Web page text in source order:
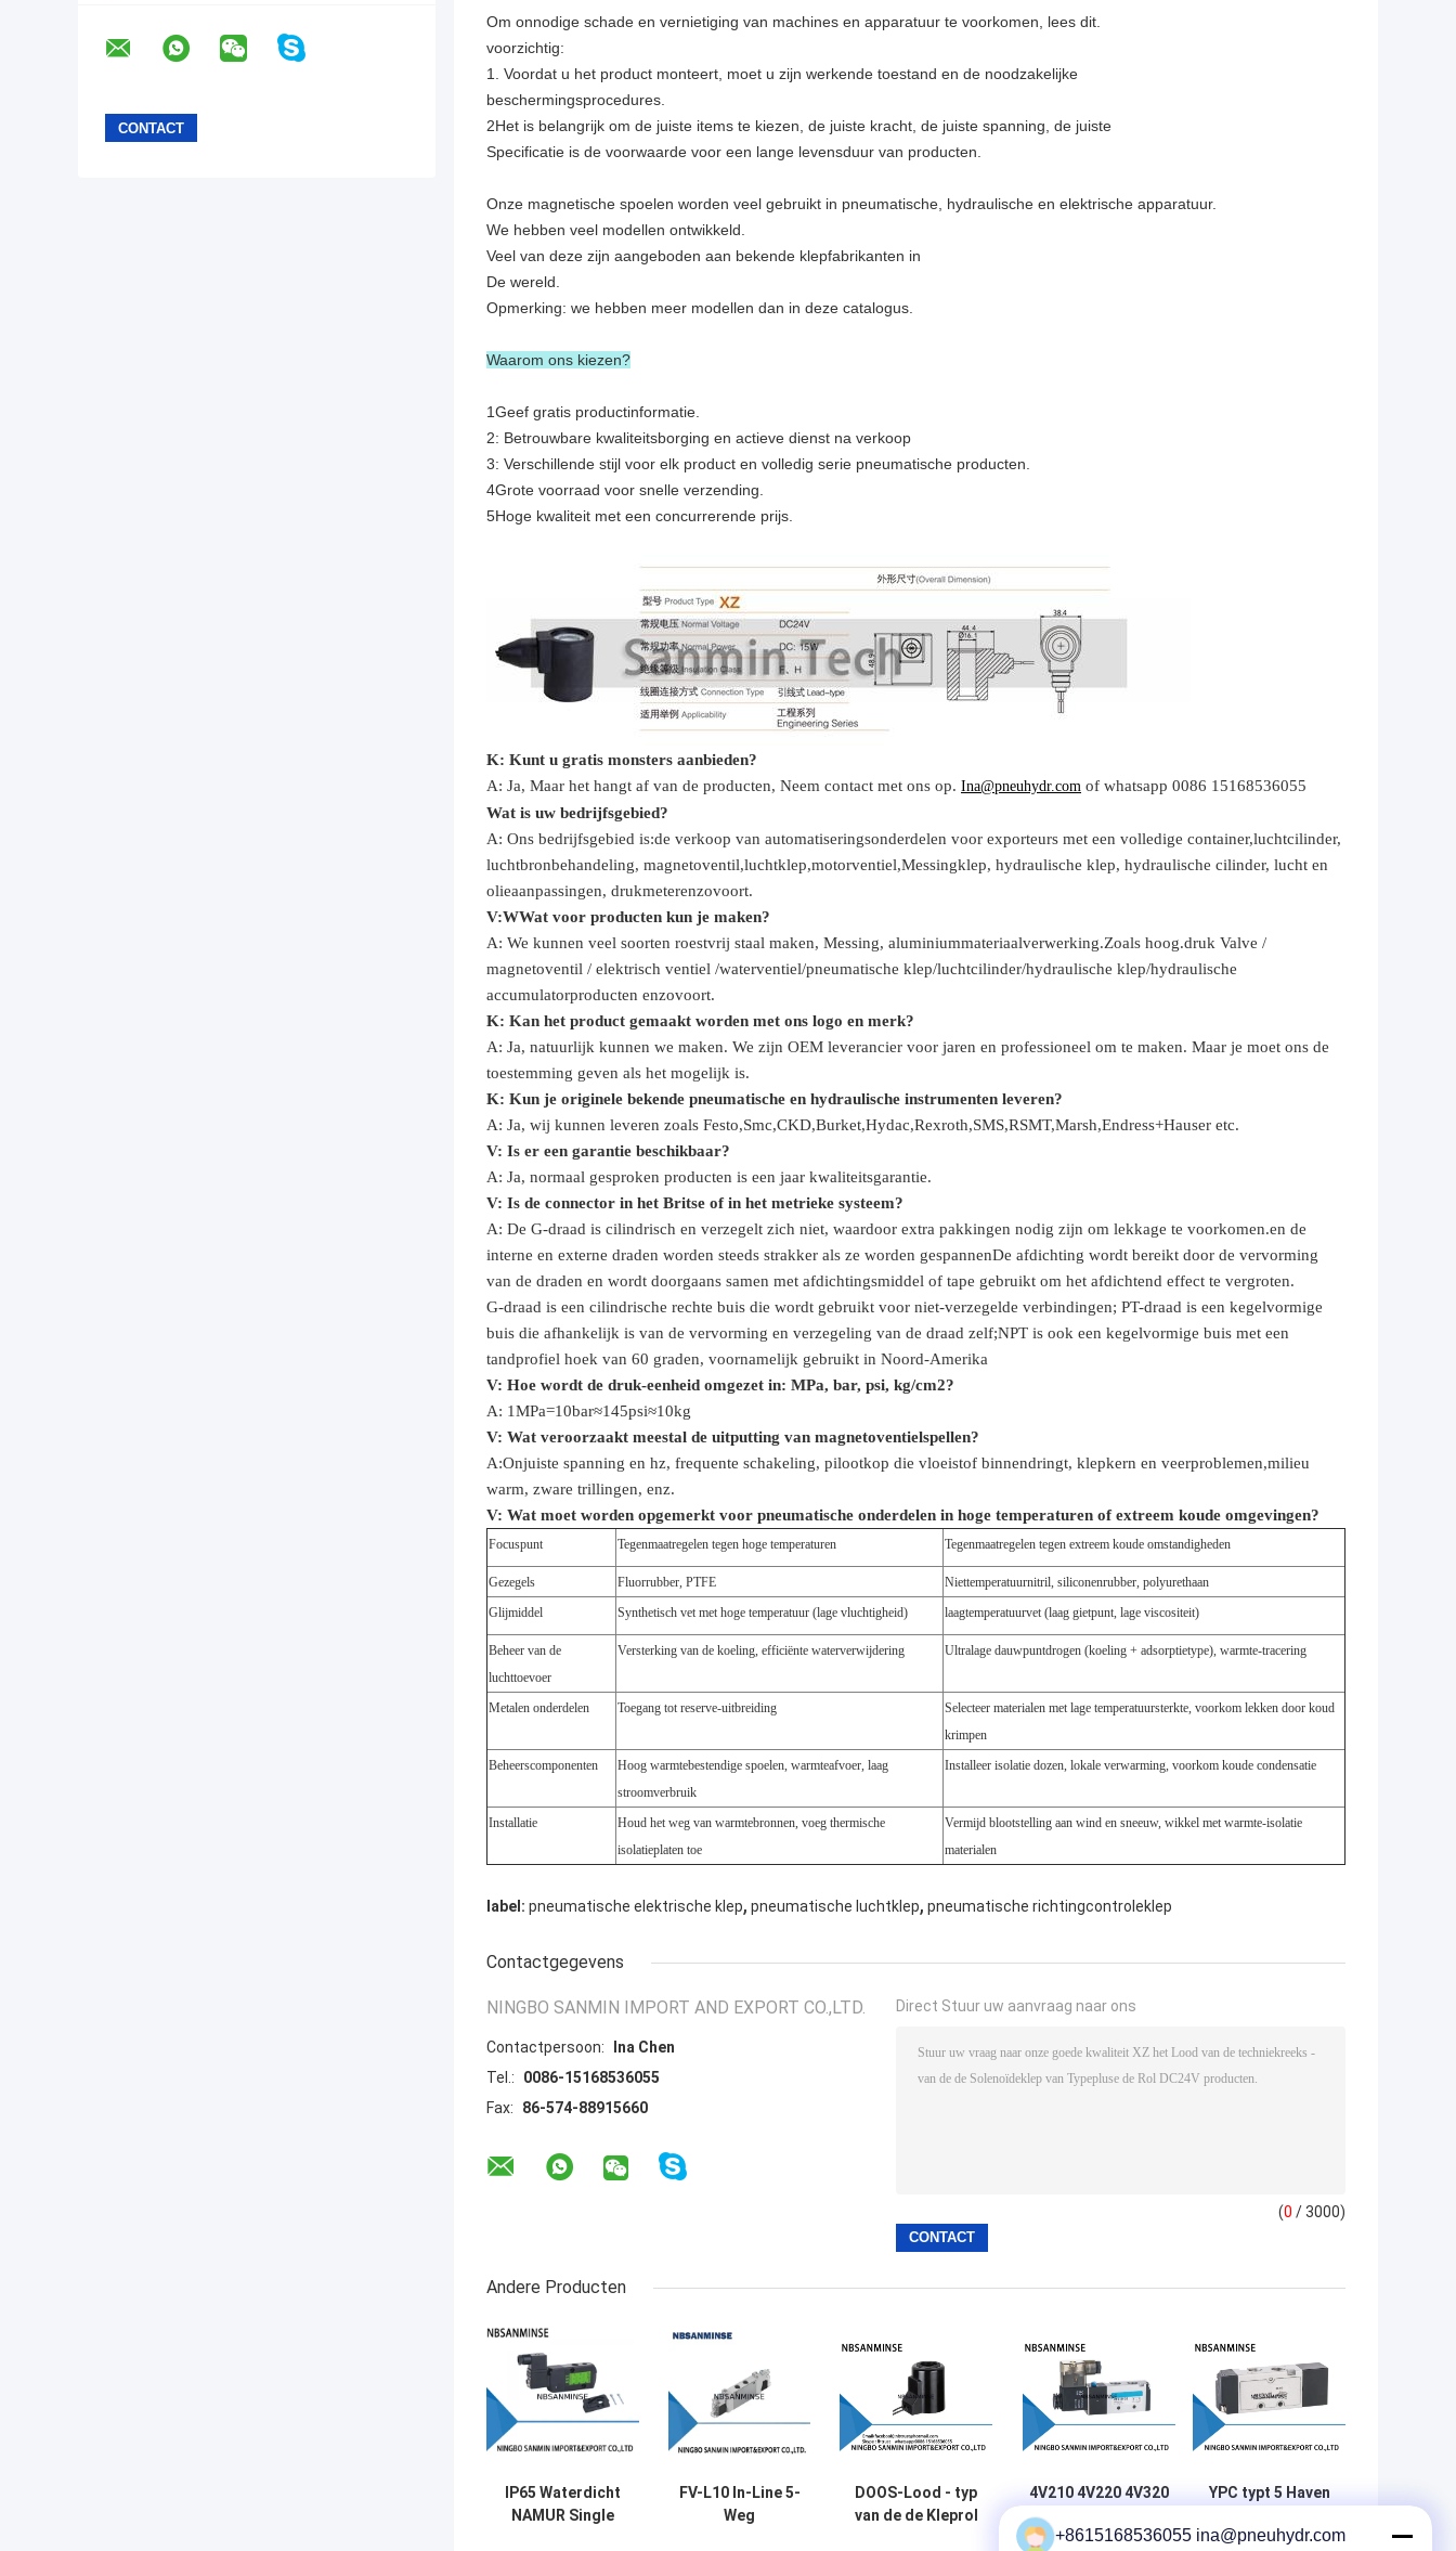
Om onnodige schade en vernietiging van machines en apparatuur te voorkomen, lees dit.
voorzichtig:
1. Voordat u het product monteert, moet u zijn werkende toestand en de noodzakelijke
beschermingsprocedures.
2Het is belangrijk om de juiste items te kiezen, de juiste kracht, de juiste spanning, de juiste
Specificatie is de voorwaarde voor een lange levensduur van producten.
Onze magnetische spoelen worden veel gebruikt in pneumatische, hydraulische en elektrische apparatuur.
We hebben veel modellen ontwikkeld.
Veel van deze zijn aangeboden aan bekende klepfabrikanten in
De wereld.
Opmerking: we hebben meer modellen dan in deze catalogus.
Waarom ons kiezen?
1Geef gratis productinformatie.
2: Betrouwbare kwaliteitsborging en actieve dienst na verkoop
3: Verschillende stijl voor elk product en volledig serie pneumatische producten.
4Grote voorraad voor snelle verzending.
5Hoge kwaliteit met een concurrerende prijs.
K: Kunt u gratis monsters aanbieden?
A: Ja, Maar het hangt af van de producten, Neem contact met ons op. Ina@pneuhydr.com of whatsapp 0086 15168536055
Wat is uw bedrijfsgebied?
A: Ons bedrijfsgebied is:de verkoop van automatiseringsonderdelen voor exporteurs met een volledige container,luchtcilinder,
luchtbronbehandeling, magnetoventil,luchtklep,motorventiel,Messingklep, hydraulische klep, hydraulische cilinder, lucht en
olieaanpassingen, drukmeterenzovoort.
V:WWat voor producten kun je maken?
A: We kunnen veel soorten roestvrij staal maken, Messing, aluminiummateriaalverwerking.Zoals hoog.druk Valve /
magnetoventil / elektrisch ventiel /waterventiel/pneumatische klep/luchtcilinder/hydraulische klep/hydraulische
accumulatorproducten enzovoort.
K: Kan het product gemaakt worden met ons logo en merk?
A: Ja, natuurlijk kunnen we maken. We zijn OEM leverancier voor jaren en professioneel om te maken. Maar je moet ons de
toestemming geven als het mogelijk is.
K: Kun je originele bekende pneumatische en hydraulische instrumenten leveren?
A: Ja, wij kunnen leveren zoals Festo,Smc,CKD,Burket,Hydac,Rexroth,SMS,RSMT,Marsh,Endress+Hauser etc.
V: Is er een garantie beschikbaar?
A: Ja, normaal gesproken producten is een jaar kwaliteitsgarantie.
V: Is de connector in het Britse of in het metrieke systeem?
A: De G-draad is cilindrisch en verzegelt zich niet, waardoor extra pakkingen nodig zijn om lekkage te voorkomen.en de
interne en externe draden worden steeds strakker als ze worden gespannenDe afdichting wordt bereikt door de vervorming
van de draden en wordt doorgaans samen met afdichtingsmiddel of tape gebruikt om het afdichtend effect te vergroten.
G-draad is een cilindrische rechte buis die wordt gebruikt voor niet-verzegelde verbindingen; PT-draad is een kegelvormige
buis die afhankelijk is van de vervorming en verzegeling van de draad zelf;NPT is ook een kegelvormige buis met een
tandprofiel hoek van 60 graden, voornamelijk gebruikt in Noord-Amerika
V: Hoe wordt de druk-eenheid omgezet in: MPa, bar, psi, kg/cm2?
A: 1MPa=10bar≈145psi≈10kg
V: Wat veroorzaakt meestal de uitputting van magnetoventielspellen?
A:Onjuiste spanning en hz, frequente schakeling, pilootkop die vloeistof binnendringt, klepkern en veerproblemen,milieu
warm, zware trillingen, enz.
V: Wat moet worden opgemerkt voor pneumatische onderdelen in hoge temperaturen of extreem koude omgevingen?
Focuspunt Tegenmaatregelen tegen hoge temperaturen Tegenmaatregelen tegen extreem koude omstandigheden
Gezegels Fluorrubber, PTFE
Niettemperatuurnitril, siliconenrubber, polyurethaan
Glijmiddel
Synthetisch vet met hoge temperatuur (lage vluchtigheid) laagtemperatuurvet (laag gietpunt, lage viscositeit)
Beheer van de
luchttoevoer
Versterking van de koeling, efficiënte waterverwijdering Ultralage dauwpuntdrogen (koeling + adsorptietype), warmte-tracering
Metalen onderdelen Toegang tot reserve-uitbreiding
Selecteer materialen met lage temperatuursterkte, voorkom lekken door koud
krimpen
Beheerscomponenten
Hoog warmtebestendige spoelen, warmteafvoer, laag
stroomverbruik
Installeer isolatie dozen, lokale verwarming, voorkom koude condensatie
Installatie
Houd het weg van warmtebronnen, voeg thermische
isolatieplaten toe
Vermijd blootstelling aan wind en sneeuw, wikkel met warmte-isolatie
materialen
label: pneumatische elektrische klep, pneumatische luchtklep, pneumatische richtingcontroleklep
Contactgegevens
NINGBO SANMIN IMPORT AND EXPORT CO.,LTD.
Contactpersoon:
Ina Chen
Tel.:
0086-15168536055
Fax:
86-574-88915660
Direct Stuur uw aanvraag naar ons
(0 / 3000)
Andere Producten
IP65 Waterdicht
NAMUR Single
FV-L10 In-Line 5-
Weg
DOOS-Lood - typ
van de de Kleprol
4V210 4V220 4V320
4V410 1/8 „1/4“
Pneumatische van
YPC typt 5 Haven
de Klep de
+8615168536055 ina@pneuhydr.com